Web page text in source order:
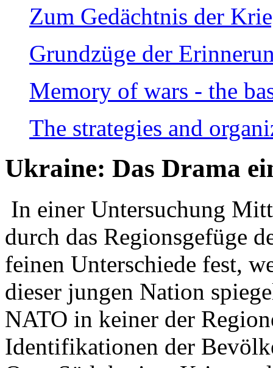
Zum Gedächtnis der
Grundzüge der
Memory of wars - the
The strategies and
Ukraine: Das Drama
In einer Untersuchung
durch das Regionsgefüge
feinen Unterschiede fest,
dieser jungen Nation
NATO in keiner der
Identifikationen der